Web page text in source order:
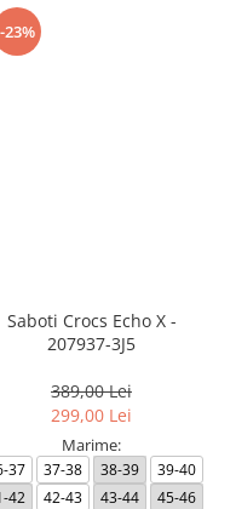
-23%
Saboti Crocs Echo X -
207937-3J5
389,00 Lei
299,00 Lei
Marime:
37 37-38 38-39
39-40
42
42-43 43-44 45-46